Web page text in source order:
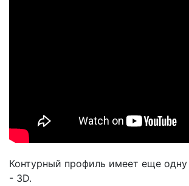
Контурный профиль имеет еще
- 3D.